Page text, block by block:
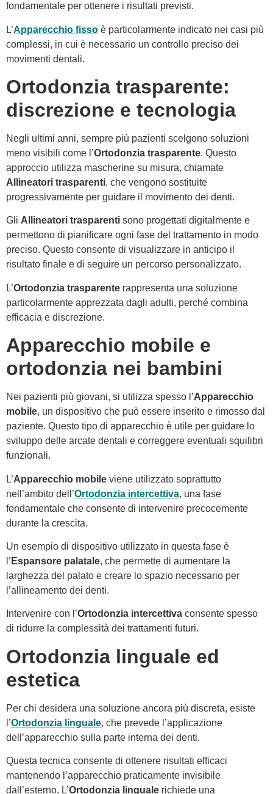
fondamentale per ottenere i risultati previsti.
L’Apparecchio fisso è particolarmente indicato nei casi più
complessi, in cui è necessario un controllo preciso dei
movimenti dentali.
Ortodonzia trasparente:
discrezione e tecnologia
Negli ultimi anni, sempre più pazienti scelgono soluzioni
meno visibili come l’Ortodonzia trasparente. Questo
approccio utilizza mascherine su misura, chiamate
Allineatori trasparenti, che vengono sostituite
progressivamente per guidare il movimento dei denti.
Gli Allineatori trasparenti sono progettati digitalmente e
permettono di pianificare ogni fase del trattamento in modo
preciso. Questo consente di visualizzare in anticipo il
risultato finale e di seguire un percorso personalizzato.
L’Ortodonzia trasparente rappresenta una soluzione
particolarmente apprezzata dagli adulti, perché combina
efficacia e discrezione.
Apparecchio mobile e
ortodonzia nei bambini
Nei pazienti più giovani, si utilizza spesso l’Apparecchio
mobile, un dispositivo che può essere inserito e rimosso dal
paziente. Questo tipo di apparecchio è utile per guidare lo
sviluppo delle arcate dentali e correggere eventuali squilibri
funzionali.
L’Apparecchio mobile viene utilizzato soprattutto
nell’ambito dell’Ortodonzia intercettiva, una fase
fondamentale che consente di intervenire precocemente
durante la crescita.
Un esempio di dispositivo utilizzato in questa fase è
l’ Espansore palatale, che permette di aumentare la
larghezza del palato e creare lo spazio necessario per
l’allineamento dei denti.
Intervenire con l’Ortodonzia intercettiva consente spesso
di ridurre la complessità dei trattamenti futuri.
Ortodonzia linguale ed
estetica
Per chi desidera una soluzione ancora più discreta, esiste
l’Ortodonzia linguale, che prevede l’applicazione
dell’apparecchio sulla parte interna dei denti.
Questa tecnica consente di ottenere risultati efficaci
mantenendo l’apparecchio praticamente invisibile
dall’esterno. L’Ortodonzia linguale richiede una